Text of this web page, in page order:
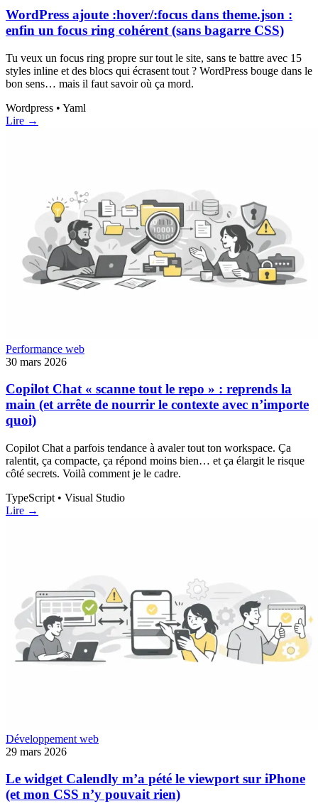
WordPress ajoute :hover/:focus dans theme.json :
enfin un focus ring cohérent (sans bagarre CSS)
Tu veux un focus ring propre sur tout le site, sans te battre avec 15
styles inline et des blocs qui écrasent tout ? WordPress bouge dans le
bon sens… mais il faut savoir où ça mord.
Wordpress • Yaml
Lire →
Performance web
30 mars 2026
Copilot Chat « scanne tout le repo » : reprends la
main (et arrête de nourrir le contexte avec n’importe
quoi)
Copilot Chat a parfois tendance à avaler tout ton workspace. Ça
ralentit, ça compacte, ça répond moins bien… et ça élargit le risque
côté secrets. Voilà comment je le cadre.
TypeScript • Visual Studio
Lire →
Développement web
29 mars 2026
Le widget Calendly m’a pété le viewport sur iPhone
(et mon CSS n’y pouvait rien)